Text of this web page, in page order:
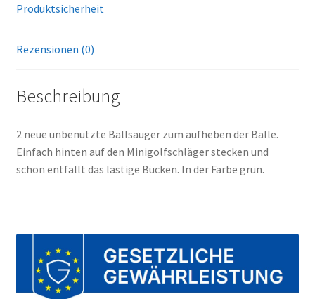
Produktsicherheit
Rezensionen (0)
Beschreibung
2 neue unbenutzte Ballsauger zum aufheben der Bälle.
Einfach hinten auf den Minigolfschläger stecken und
schon entfällt das lästige Bücken. In der Farbe grün.